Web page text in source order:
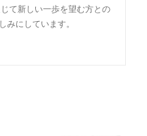
て新しい一歩を望む方との
みにしています。